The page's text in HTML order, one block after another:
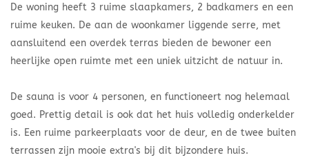
De woning heeft 3 ruime slaapkamers, 2 badkamers en een
ruime keuken. De aan de woonkamer liggende serre, met
aansluitend een overdek terras bieden de bewoner een
heerlijke open ruimte met een uniek uitzicht de natuur in.
De sauna is voor 4 personen, en functioneert nog helemaal
goed. Prettig detail is ook dat het huis volledig onderkelder
is. Een ruime parkeerplaats voor de deur, en de twee buiten
terrassen zijn mooie extra's bij dit bijzondere huis.